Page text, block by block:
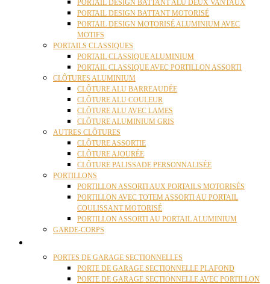
PORTAIL DESIGN BATTANT ALU DEUX VANTAUX
PORTAIL DESIGN BATTANT MOTORISÉ
PORTAIL DESIGN MOTORISÉ ALUMINIUM AVEC
MOTIFS
PORTAILS CLASSIQUES
PORTAIL CLASSIQUE ALUMINIUM
PORTAIL CLASSIQUE AVEC PORTILLON ASSORTI
CLÔTURES ALUMINIUM
CLÔTURE ALU BARREAUDÉE
CLÔTURE ALU COULEUR
CLÔTURE ALU AVEC LAMES
CLÔTURE ALUMINIUM GRIS
AUTRES CLÔTURES
CLÔTURE ASSORTIE
CLÔTURE AJOURÉE
CLÔTURE PALISSADE PERSONNALISÉE
PORTILLONS
PORTILLON ASSORTI AUX PORTAILS MOTORISÉS
PORTILLON AVEC TOTEM ASSORTI AU PORTAIL
COULISSANT MOTORISÉ
PORTILLON ASSORTI AU PORTAIL ALUMINIUM
GARDE-CORPS
PORTES DE GARAGE SECTIONNELLES
PORTE DE GARAGE SECTIONNELLE PLAFOND
PORTE DE GARAGE SECTIONNELLE AVEC PORTILLON